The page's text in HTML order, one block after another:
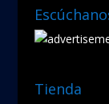
Tienda